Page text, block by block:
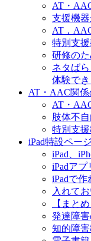
AT・
支援機
AT，
特別支
研修の
ネタば
体験で
AT・AAC関
AT・
肢体不
特別支
iPad特設ページ
iPad、
iPadアプ
iPadで
入れて
【まと
発達障
知的障